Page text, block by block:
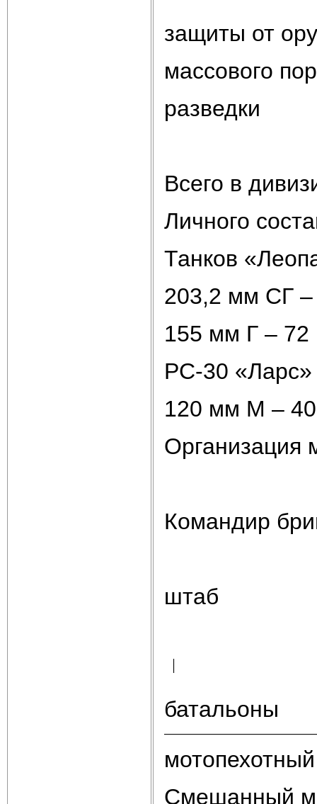
защиты от
массового
разведки
Всего в
Личного
Танков
203,2 мм СГ –
155 мм Г – 72
РС-30 «Ларс»
120 мм М –
Организация
Командир
штаб
батальоны
мотопехотный
Смешанный